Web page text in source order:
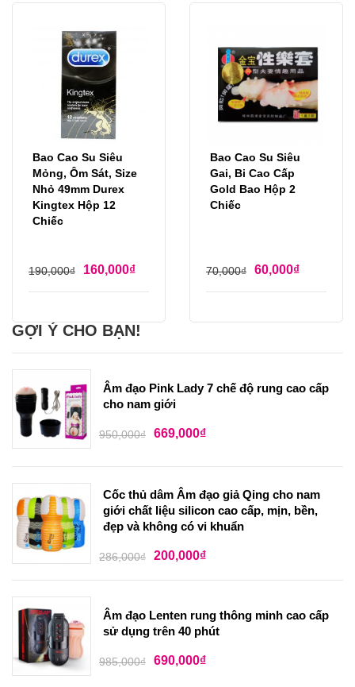
Bao Cao Su Siêu
Mỏng, Ôm Sát, Size
Nhỏ 49mm Durex
Kingtex Hộp 12
Chiếc
190,000₫ 160,000₫
Bao Cao Su Siêu
Gai, Bi Cao Cấp
Gold Bao Hộp 2
Chiếc
70,000₫ 60,000₫
GỢI Ý CHO BẠN!
Âm đạo Pink Lady 7 chế độ rung cao cấp
cho nam giới
950,000₫ 669,000₫
Cốc thủ dâm Âm đạo giả Qing cho nam
giới chất liệu silicon cao cấp, mịn, bền,
đẹp và không có vi khuẩn
286,000₫ 200,000₫
Âm đạo Lenten rung thông minh cao cấp
sử dụng trên 40 phút
985,000₫ 690,000₫